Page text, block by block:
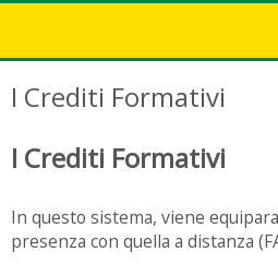
I Crediti Formativi
I Crediti Formativi
In questo sistema, viene
presenza con quella a distanza